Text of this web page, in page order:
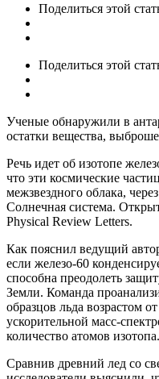
Поделиться этой
Поделиться этой
Ученые обнаружили в
остатки вещества,
Речь идет об изотопе
что эти космические
межзвездного облака,
Солнечная система.
Physical Review Letters.
Как пояснил ведущий
если железо-60
способна преодолеть
Земли. Команда
образцов льда возрастом
ускорительной масс-
количество атомов изотопа.
Сравнив древний лед со